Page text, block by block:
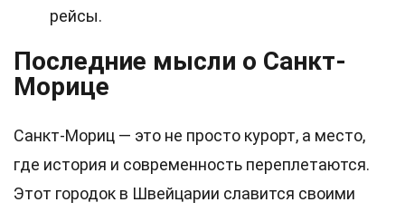
рейсы.
Последние мысли о Санкт-
Морице
Санкт-Мориц — это не просто курорт, а место,
где история и современность переплетаются.
Этот городок в Швейцарии славится своими